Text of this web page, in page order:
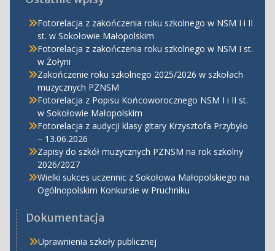
Fotorelacja z zakończenia roku szkolnego w NSM I i II
st. w Sokołowie Małopolskim
Fotorelacja z zakończenia roku szkolnego w NSM I st.
w Żołyni
Zakończenie roku szkolnego 2025/2026 w szkołach
muzycznych PZNSM
Fotorelacja z Popisu Końcoworocznego NSM I i II st.
w Sokołowie Małopolskim
Fotorelacja z audycji klasy gitary Krzysztofa Przybyło
– 13.06.2026
Zapisy do szkół muzycznych PZNSM na rok szkolny
2026/2027
Wielki sukces uczennic z Sokołowa Małopolskiego na
Ogólnopolskim Konkursie w Pruchniku
Dokumentacja
Uprawnienia szkoły publicznej